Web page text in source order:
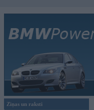
Ziņas un raksti